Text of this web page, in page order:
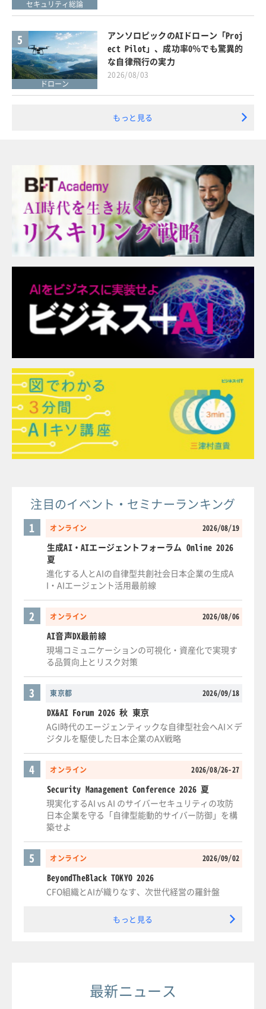
セキュリティ総論
5
ドローン
アンソロピックのAIドローン「Proj
ect Pilot」、成功率0％でも驚異的
な自律飛行の実力
2026/08/03
もっと見る
注目のイベント・セミナーランキング
オンライン 2026/08/19
1
生成AI・AIエージェントフォーラム Online 2026
夏
進化する人とAIの自律型共創社会日本企業の生成A
I・AIエージェント活用最前線
オンライン 2026/08/06
2
AI音声DX最前線
現場コミュニケーションの可視化・資産化で実現す
る品質向上とリスク対策
東京都 2026/09/18
3
DX&AI Forum 2026 秋 東京
AGI時代のエージェンティックな自律型社会へAI×デ
ジタルを駆使した日本企業のAX戦略
オンライン 2026/08/26-27
4
Security Management Conference 2026 夏
現実化するAI vs AI のサイバーセキュリティの攻防
日本企業を守る「自律型能動的サイバー防御」を構
築せよ
オンライン 2026/09/02
5
BeyondTheBlack TOKYO 2026
CFO組織とAIが織りなす、次世代経営の羅針盤
もっと見る
最新ニュース